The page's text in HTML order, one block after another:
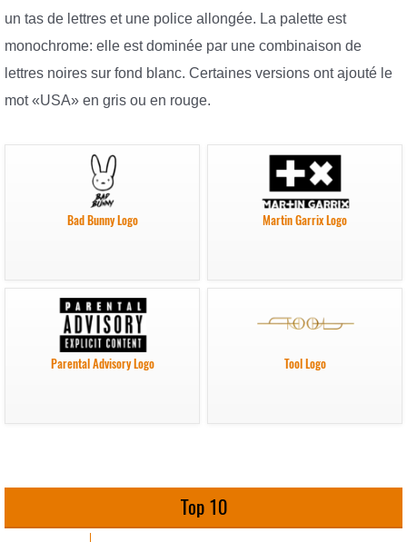
un tas de lettres et une police allongée. La palette est
monochrome: elle est dominée par une combinaison de
lettres noires sur fond blanc. Certaines versions ont ajouté le
mot «USA» en gris ou en rouge.
Bad Bunny Logo Martin Garrix Logo
Parental Advisory Logo Tool Logo
Top 10